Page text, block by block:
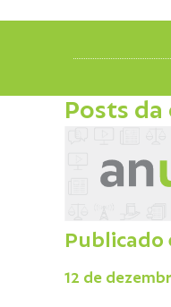
Posts
Publicado
12 de